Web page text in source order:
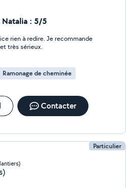
Natalia : 5/5
rien à redire. Je recommande
très sérieux.
Ramonage de cheminée
Contacter
Particulier